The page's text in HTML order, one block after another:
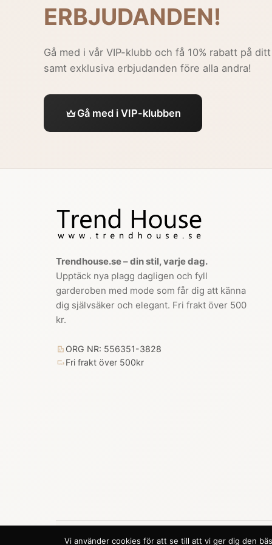
ERBJUDANDEN!
Gå med i vår VIP-klubb och få 10% rabatt på
samt exklusiva erbjudanden före alla andra!
Gå med i VIP-klubben
Trendhouse.se – din stil, varje dag.
Upptäck nya plagg dagligen och fyll
garderoben med mode som får dig att känna
dig självsäker och elegant. Fri frakt över 500
kr.
ORG NR: 556351-3828
Fri frakt över 500kr
Vi använder cookies för att se till att vi ger dig den